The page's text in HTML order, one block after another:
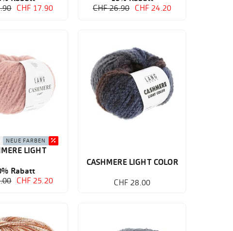
CHF 17.90
CHF 26.90 CHF 24.20
NEUE FARBEN
LIGHT
Rabatt
CHF 25.20
CASHMERE LIGHT COLOR
CHF 28.00